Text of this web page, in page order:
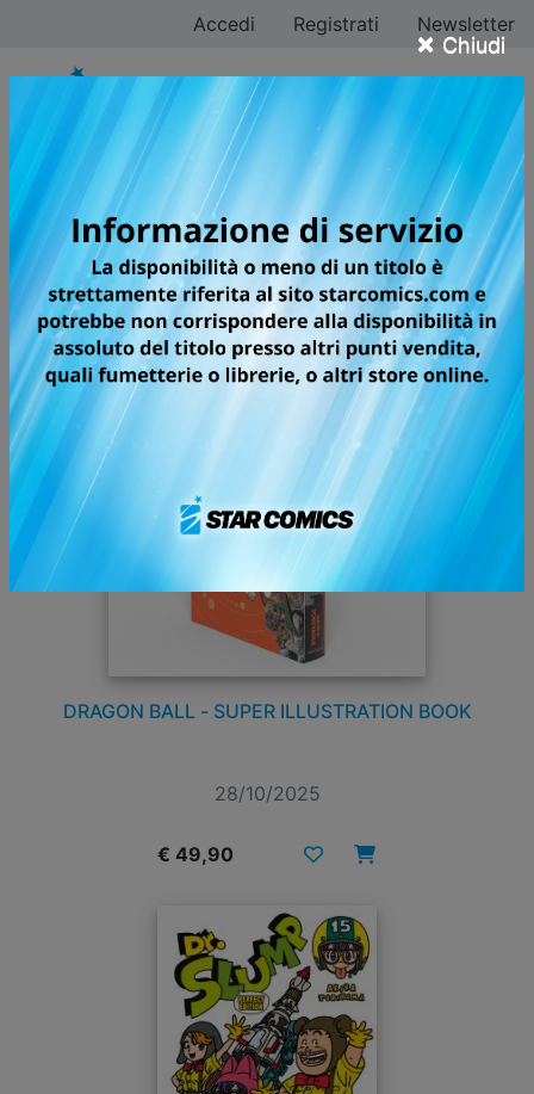
× Chiudi
Accedi Registrati Newsletter
Tutti i fumetti per la
testata SENZA
TESTATA
DRAGON BALL - SUPER ILLUSTRATION BOOK
28/10/2025
€ 49,90